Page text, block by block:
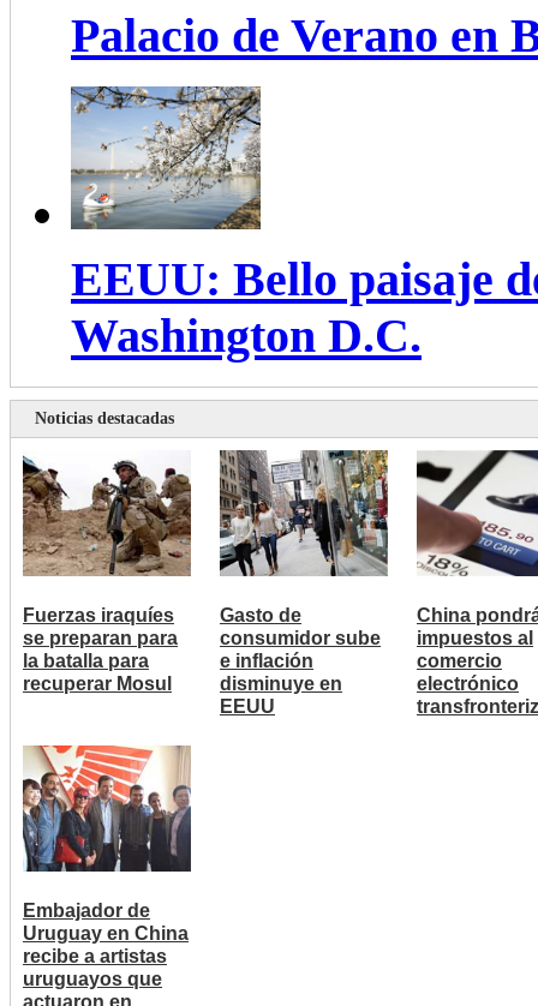
Palacio de Verano en
EEUU: Bello paisaje
Washington D.C.
Noticias destacadas
Fuerzas iraquíes
se preparan para
la batalla para
recuperar Mosul
Gasto de
consumidor sube
e inflación
disminuye en
EEUU
China
impuestos al
comercio
electrónico
Embajador de
Uruguay en China
recibe a artistas
uruguayos que
actuaron en